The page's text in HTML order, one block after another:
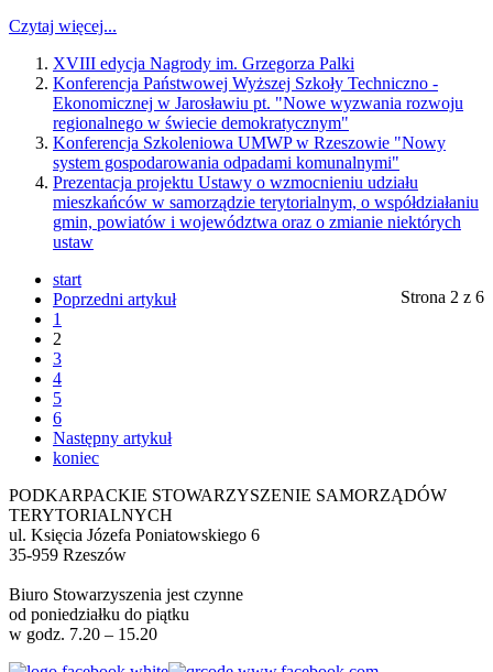
Czytaj więcej...
XVIII edycja Nagrody im. Grzegorza Palki
Konferencja Państwowej Wyższej Szkoły Techniczno -
Ekonomicznej w Jarosławiu pt. "Nowe wyzwania rozwoju
regionalnego w świecie demokratycznym"
Konferencja Szkoleniowa UMWP w Rzeszowie "Nowy
system gospodarowania odpadami komunalnymi"
Prezentacja projektu Ustawy o wzmocnieniu udziału
mieszkańców w samorządzie terytorialnym, o współdziałaniu
gmin, powiatów i województwa oraz o zmianie niektórych
ustaw
Strona 2 z 6
start
Poprzedni artykuł
1
2
3
4
5
6
Następny artykuł
koniec
PODKARPACKIE STOWARZYSZENIE SAMORZĄDÓW
TERYTORIALNYCH
ul. Księcia Józefa Poniatowskiego 6
35-959 Rzeszów
Biuro Stowarzyszenia jest czynne
od poniedziałku do piątku
w godz. 7.20 – 15.20